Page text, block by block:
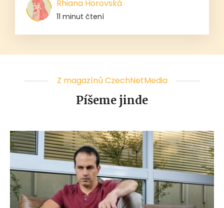
Rhiana Horovská
11 minut čtení
Z magazínů CzechNetMedia
Píšeme jinde